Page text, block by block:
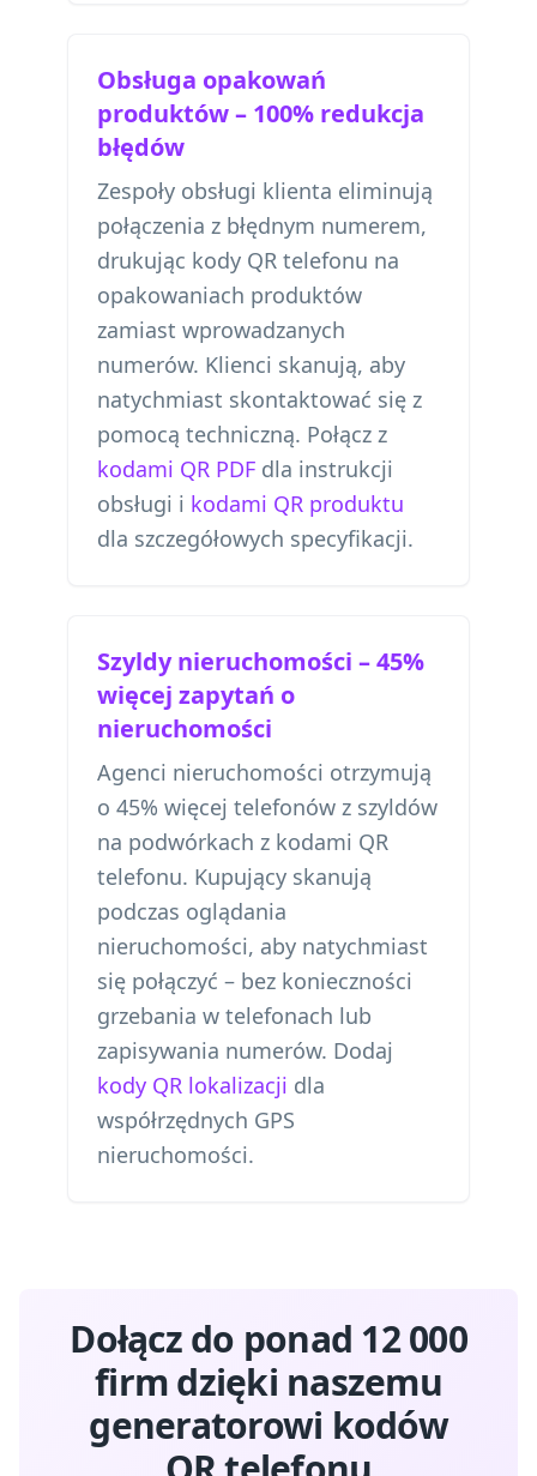
Obsługa opakowań
produktów – 100% redukcja
błędów
Zespoły obsługi klienta eliminują
połączenia z błędnym numerem,
drukując kody QR telefonu na
opakowaniach produktów
zamiast wprowadzanych
numerów. Klienci skanują, aby
natychmiast skontaktować się z
pomocą techniczną. Połącz z
kodami QR PDF dla instrukcji
obsługi i kodami QR produktu
dla szczegółowych specyfikacji.
Szyldy nieruchomości – 45%
więcej zapytań o
nieruchomości
Agenci nieruchomości otrzymują
o 45% więcej telefonów z szyldów
na podwórkach z kodami QR
telefonu. Kupujący skanują
podczas oglądania
nieruchomości, aby natychmiast
się połączyć – bez konieczności
grzebania w telefonach lub
zapisywania numerów. Dodaj
kody QR lokalizacji dla
współrzędnych GPS
nieruchomości.
Dołącz do ponad 12 000
firm dzięki naszemu
generatorowi kodów